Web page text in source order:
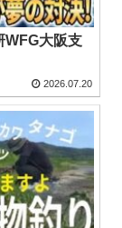
WFG大阪支
2026.07.20